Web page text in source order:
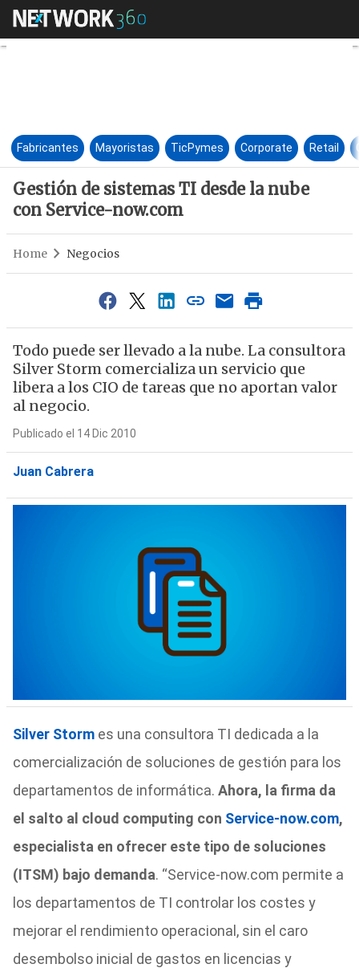
Gestión de sistemas TI
Fabricantes Mayoristas TicPymes Corporate Retail
Gestión de sistemas TI desde la nube
con Service-now.com
Home Negocios
Todo puede ser llevado a la nube. La consultora
Silver Storm comercializa un servicio que
libera a los CIO de tareas que no aportan valor
al negocio.
Publicado el 14 Dic 2010
Juan Cabrera
Silver Storm es una consultora TI dedicada a la
comercialización de soluciones de gestión para los
departamentos de informática. Ahora, la firma da
el salto al cloud computing con Service-now.com,
especialista en ofrecer este tipo de soluciones
(ITSM) bajo demanda. “Service-now.com permite a
los departamentos de TI controlar los costes y
mejorar el rendimiento operacional, sin el caro
desembolso inicial de gastos en licencias y